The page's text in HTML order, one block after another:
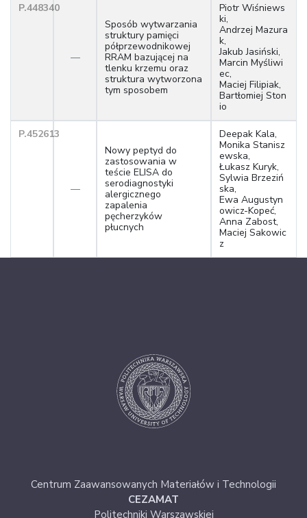
P.448340
—
Sposób wytwarzania
struktury pamięci
półprzewodnikowej
RRAM bazującej na
tlenku krzemu oraz
struktura wytworzona
tym sposobem
Piotr Wiśniews
ki,
Andrzej Mazura
k,
Jakub Jasiński,
Marcin Myśliwi
ec,
Maciej Filipiak,
Bartłomiej Ston
io
P.452613
—
Nowy peptyd do
zastosowania w
teście ELISA do
serodiagnostyki
alergicznego
zapalenia
pęcherzyków
płucnych
Deepak Kala,
Monika Stanisz
ewska,
Łukasz Kuryk,
Sylwia Brzeziń
ska,
Ewa Augustyn
owicz-Kopeć,
Anna Zabost,
Maciej Sakowic
z
Centrum Zaawansowanych Materiałów i Technologii
CEZAMAT
Politechniki Warszawskiej